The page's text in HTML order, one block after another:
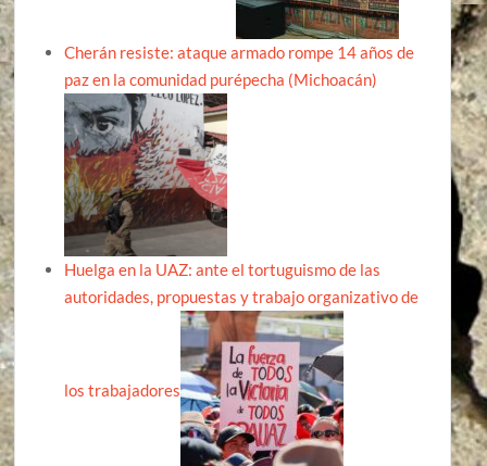
Cherán resiste: ataque armado rompe 14 años de
paz en la comunidad purépecha (Michoacán)
Huelga en la UAZ: ante el tortuguismo de las
autoridades, propuestas y trabajo organizativo de
los trabajadores